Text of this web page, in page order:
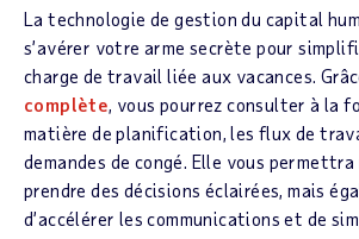
La technologie de gestion du capital
s’avérer votre arme secrète pour
charge de travail liée aux vacances.
complète, vous pourrez consulter à la
matière de planification, les flux de
demandes de congé. Elle vous
prendre des décisions éclairées, mais
d’accélérer les communications et de